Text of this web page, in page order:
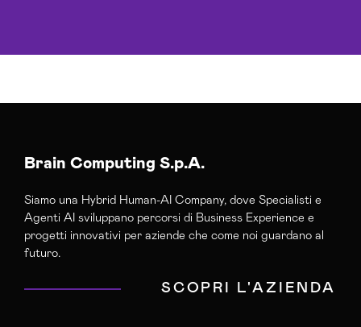
Brain Computing S.p.A.
Siamo una Hybrid Human-AI Company, dove Specialisti e
Agenti AI sviluppano percorsi di Business Experience e
progetti innovativi per aziende che come noi guardano al
futuro.
SCOPRI L'AZIENDA